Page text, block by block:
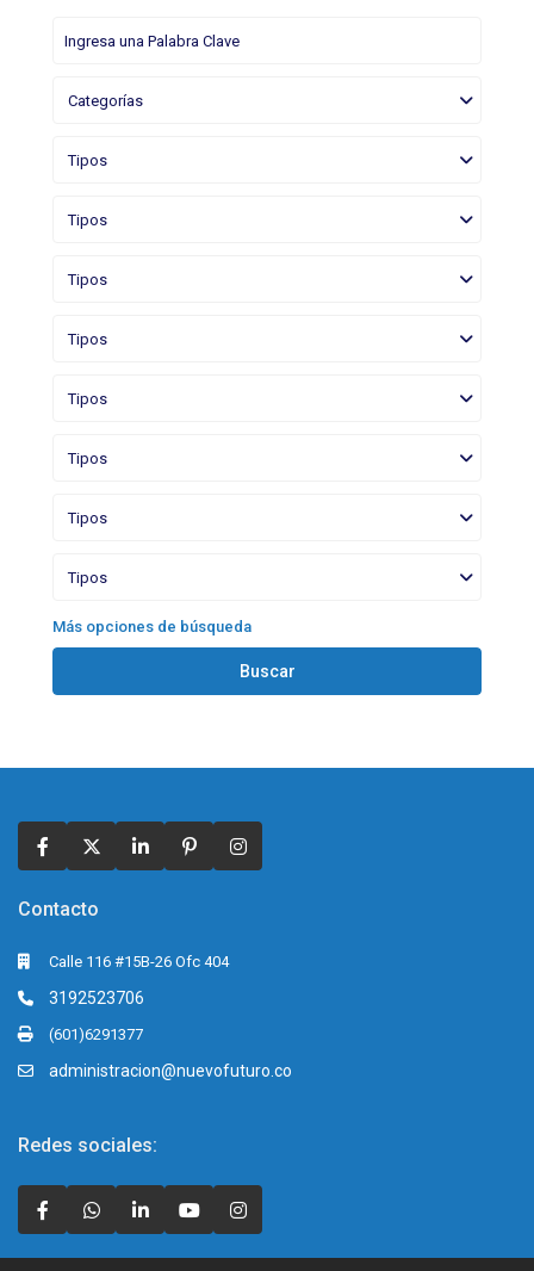
Categorías
Tipos
Tipos
Tipos
Tipos
Tipos
Tipos
Tipos
Tipos
Más opciones de búsqueda
Buscar
Contacto
Calle 116 #15B-26 Ofc 404
3192523706
(601)6291377
administracion@nuevofuturo.co
Redes sociales: